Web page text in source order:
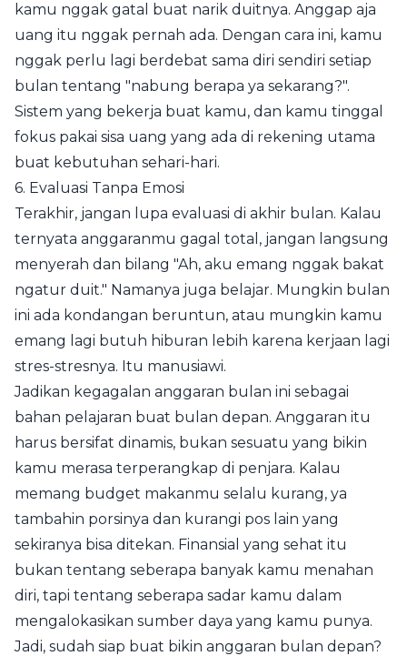
kamu nggak gatal buat narik duitnya. Anggap aja
uang itu nggak pernah ada. Dengan cara ini, kamu
nggak perlu lagi berdebat sama diri sendiri setiap
bulan tentang "nabung berapa ya sekarang?".
Sistem yang bekerja buat kamu, dan kamu tinggal
fokus pakai sisa uang yang ada di rekening utama
buat kebutuhan sehari-hari.
6. Evaluasi Tanpa Emosi
Terakhir, jangan lupa evaluasi di akhir bulan. Kalau
ternyata anggaranmu gagal total, jangan langsung
menyerah dan bilang "Ah, aku emang nggak bakat
ngatur duit." Namanya juga belajar. Mungkin bulan
ini ada kondangan beruntun, atau mungkin kamu
emang lagi butuh hiburan lebih karena kerjaan lagi
stres-stresnya. Itu manusiawi.
Jadikan kegagalan anggaran bulan ini sebagai
bahan pelajaran buat bulan depan. Anggaran itu
harus bersifat dinamis, bukan sesuatu yang bikin
kamu merasa terperangkap di penjara. Kalau
memang budget makanmu selalu kurang, ya
tambahin porsinya dan kurangi pos lain yang
sekiranya bisa ditekan. Finansial yang sehat itu
bukan tentang seberapa banyak kamu menahan
diri, tapi tentang seberapa sadar kamu dalam
mengalokasikan sumber daya yang kamu punya.
Jadi, sudah siap buat bikin anggaran bulan depan?